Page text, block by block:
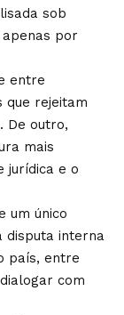
sob
por
entre
que rejeitam
De outro,
mais
jurídica e o
um único
disputa interna
país, entre
com